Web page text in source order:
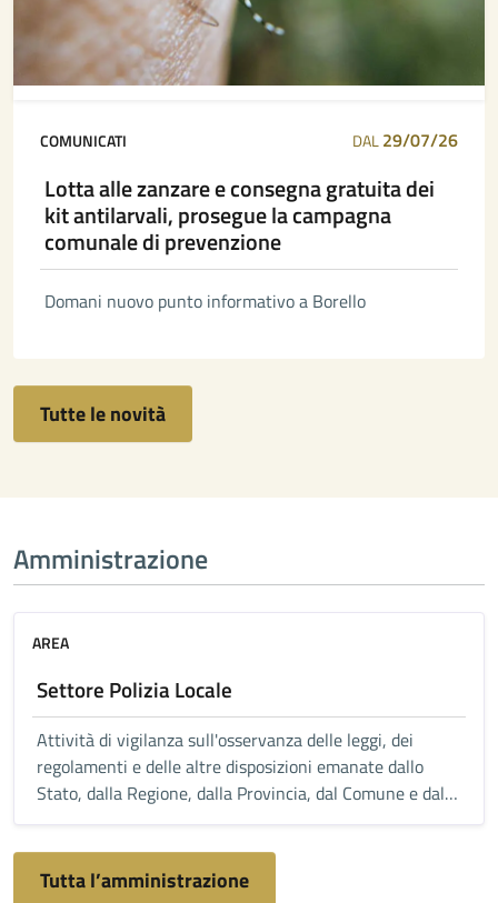
COMUNICATI DAL29/07/26
Lotta alle zanzare e consegna gratuita dei
kit antilarvali, prosegue la campagna
comunale di prevenzione
Domani nuovo punto informativo a Borello
Tutte le novità
Amministrazione
AREA
Settore Polizia Locale
Attività di vigilanza sull'osservanza delle leggi, dei
regolamenti e delle altre disposizioni emanate dallo
Stato, dalla Regione, dalla Provincia, dal Comune e dalle
altre autorità che operano sul territorio comunale.
Tutta l’amministrazione